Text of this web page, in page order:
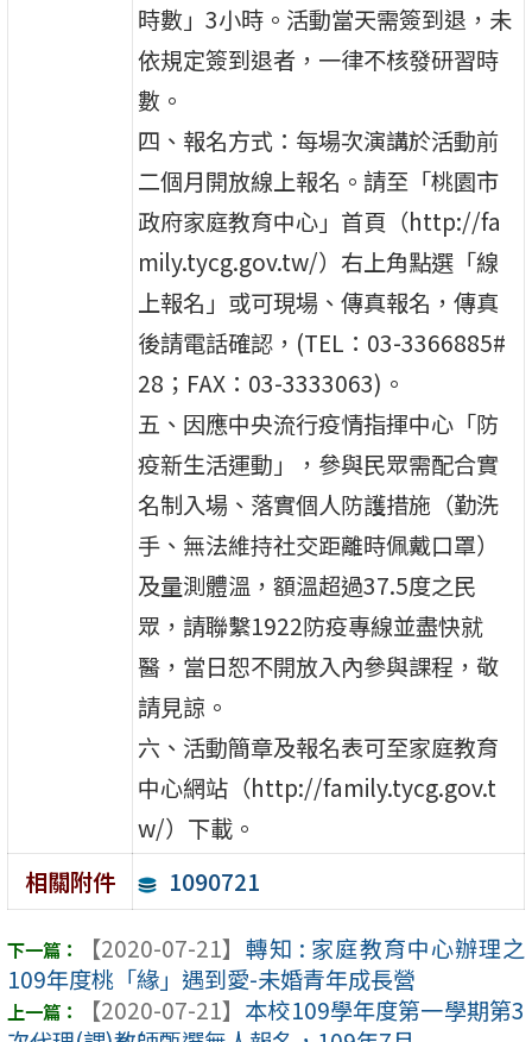
時數」3小時。活動當天需簽到退，未
依規定簽到退者，一律不核發研習時
數。
四、報名方式：每場次演講於活動前
二個月開放線上報名。請至「桃園市
政府家庭教育中心」首頁（http://fa
mily.tycg.gov.tw/）右上角點選「線
上報名」或可現場、傳真報名，傳真
後請電話確認，(TEL：03-3366885#
28；FAX：03-3333063)。
五、因應中央流行疫情指揮中心「防
疫新生活運動」，參與民眾需配合實
名制入場、落實個人防護措施（勤洗
手、無法維持社交距離時佩戴口罩）
及量測體溫，額溫超過37.5度之民
眾，請聯繫1922防疫專線並盡快就
醫，當日恕不開放入內參與課程，敬
請見諒。
六、活動簡章及報名表可至家庭教育
中心網站（http://family.tycg.gov.t
w/）下載。
相關附件
1090721
【2020-07-21】 轉知 : 家庭教育中心辦理之
109年度桃「緣」遇到愛-未婚青年成長營
【2020-07-21】 本校109學年度第一學期第3